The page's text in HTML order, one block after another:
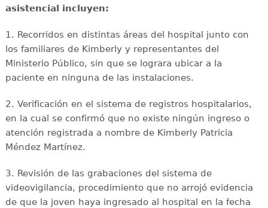
asistencial incluyen:
1. Recorridos en distintas áreas del hospital junto con
los familiares de Kimberly y representantes del
Ministerio Público, sin que se lograra ubicar a la
paciente en ninguna de las instalaciones.
2. Verificación en el sistema de registros hospitalarios,
en la cual se confirmó que no existe ningún ingreso o
atención registrada a nombre de Kimberly Patricia
Méndez Martínez.
3. Revisión de las grabaciones del sistema de
videovigilancia, procedimiento que no arrojó evidencia
de que la joven haya ingresado al hospital en la fecha